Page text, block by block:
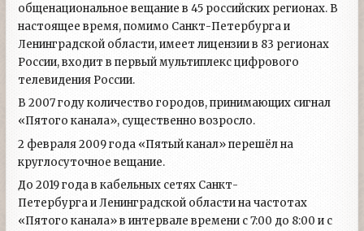
общенациональное вещание в 45 российских регионах. В
настоящее время, помимо Санкт-Петербурга и
Ленинградской области, имеет лицензии в 83 регионах
России, входит в первый мультиплекс цифрового
телевидения России.
В 2007 году количество городов, принимающих сигнал
«Пятого канала», существенно возросло.
2 февраля 2009 года «Пятый канал» перешёл на
круглосуточное вещание.
До 2019 года в кабельных сетях Санкт-
Петербурга и Ленинградской области на частотах
«Пятого канала» в интервале времени с 7:00 до 8:00 и с